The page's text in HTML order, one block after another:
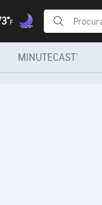
F
MINUTECAST®